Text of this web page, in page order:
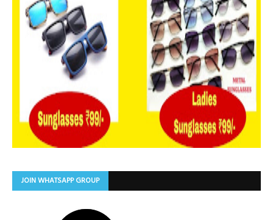
JOIN WHATSAPP GROUP